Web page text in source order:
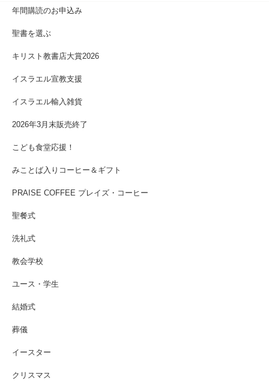
年間購読のお申込み
聖書を選ぶ
キリスト教書店大賞2026
イスラエル宣教支援
イスラエル輸入雑貨
2026年3月末販売終了
こども食堂応援！
みことば入りコーヒー＆ギフト
PRAISE COFFEE プレイズ・コーヒー
聖餐式
洗礼式
教会学校
ユース・学生
結婚式
葬儀
イースター
クリスマス